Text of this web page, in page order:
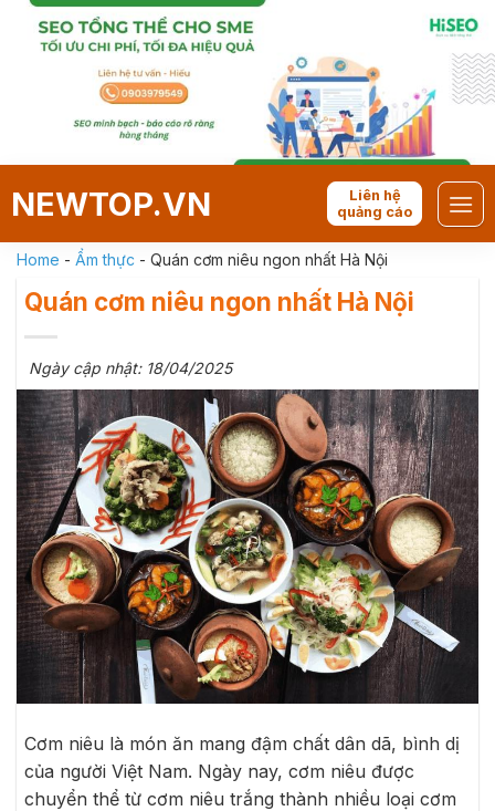
Skip
NEWTOP.VN
Liên hệ
quảng cáo
Home - Ẩm thực - Quán cơm niêu ngon nhất Hà Nội
Quán cơm niêu ngon nhất Hà Nội
Ngày cập nhật: 18/04/2025
Cơm niêu là món ăn mang đậm chất dân dã, bình dị
của người Việt Nam. Ngày nay, cơm niêu được
chuyển thể từ cơm niêu trắng thành nhiều loại cơm